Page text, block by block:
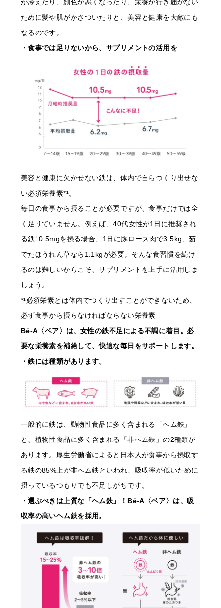
が冷えたり、顔色が悪くなったり、栄養が行き届かない
ために髪や肌がかさついたりと、美容と健康を大敵にも
なるのです。
・食事では足りないから、サプリメントの活用を
美容と健康に欠かせない鉄は、体内で自らつくり出せな
い必須栄養素*¹。
毎日の食事から摂ることが必要ですが、食事だけでは全
く足りていません。例えば、40代女性が1日に推奨され
る鉄10.5mgを摂る場合、1日に豚ロース肉で3.5kg、茹
でたほうれん草なら1.1kgが必要。そんな食習慣を続け
るのは難しいからこそ、サプリメントを上手に活用しま
しょう。
*¹必須栄素とは体内でつくり出すことができないため、
必ず食事から摂らなければならない栄養素
Bé-A〈ベア〉は、女性の鉄不足による不調に着目。必
要な栄養素を補給して、快適な毎日をサポートします。
・鉄には種類があります。
一般的に鉄は、動物性食品に多く含まれる「へム鉄」
と、植物性食品に多く含まれる「非へム鉄」の2種類が
あります。厚生労働省によると日本人が食事から摂取す
る鉄の85%上が非へム鉄といわれ、吸収率が低いために
摂っているつもりでも不足しがちです。
・選ぶべきは上質な「ヘム鉄」！Bé-A〈ベア〉は、吸
収率の高いヘム鉄を採用。